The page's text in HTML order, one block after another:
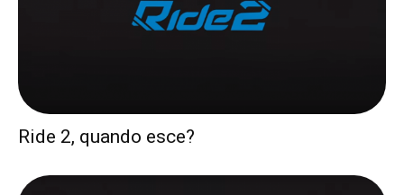
Ride 2, quando esce?